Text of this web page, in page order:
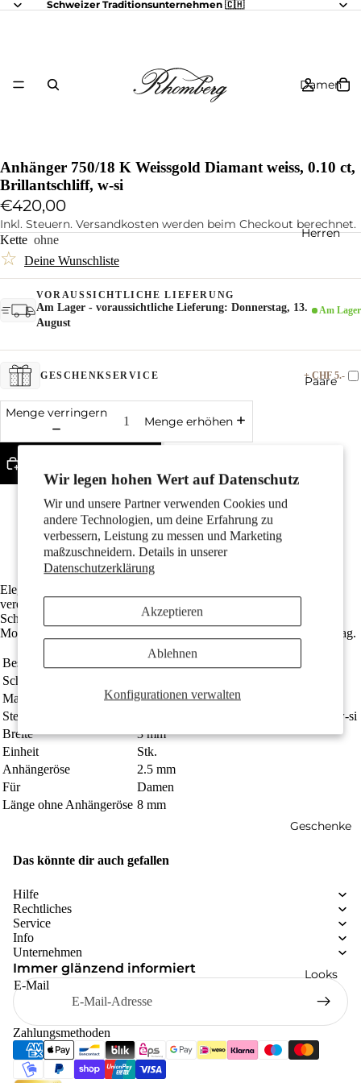
Wir legen hohen Wert auf Datenschutz
Wir und unsere Partner verwenden Cookies und
andere Technologien, um deine Erfahrung zu
verbessern, Leistung zu messen und Marketing
maßzuschneidern. Details in unserer
Datenschutzerklärung
Konfigurationen verwalten
Akzeptieren
Ablehnen
Schweizer Traditionsunternehmen 🇨🇭
Damen
Herren
Paare
Geschenke
Looks
Anhänger 750/18 K Weissgold Diamant weiss, 0.10 ct,
Brillantschliff, w-si
€420,00
Inkl. Steuern. Versandkosten werden beim Checkout berechnet.
Kette ohne
☆ Deine Wunschliste
VORAUSSICHTLICHE LIEFERUNG
Am Lager - voraussichtliche Lieferung: Donnerstag, 13.
August
Am Lager
GESCHENKSERVICE + CHF 5.-
Menge verringern
Menge erhöhen
Gefertigt aus recyceltem 750er Gold
Mit strahlendem Diamant in w-si Qualität
Die Gesamtlänge ist 8 mm
Der Innendurchmesser der Öse beträgt 2.5 mm
Kostenlose Lieferung
Eleganter Damen-Anhänger aus hochwertigem 750er Weißgold,
veredelt mit einem funkelnden Diamanten. Ein zeitloses
Schmuckstück, das jeden Look stilvoll ergänzt und für besondere
Momente Glanz verleiht. Perfekt für festliche Anlässe oder den Alltag.
Bestellnummer
558301
Schmuckart
Material
750/18 K Weissgold
Steine
Diamant weiss, 0.10 ct, Brillantschliff, w-si
Breite
3 mm
Einheit
Stk.
Anhängeröse
2.5 mm
Für
Damen
Länge ohne Anhängeröse 8 mm
Das könnte dir auch gefallen
Hilfe
Rechtliches
Service
Info
Unternehmen
Immer glänzend informiert
E-Mail
Zahlungsmethoden